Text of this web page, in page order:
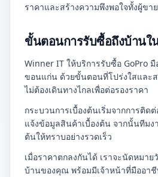
ราคาและสร้างความพึงพอใจทั้งผู้ขา
ขั้นตอนการรับซื้อถึงบ้าน
Winner IT ให้บริการรับซื้อ GoPro
ขอนแก่น ด้วยขั้นตอนที่โปร่งใสและ
ไม่ต้องเดินทางไกลเพื่อต่อรองราคา
กระบวนการเบื้องต้นเริ่มจากการติดต่
แจ้งข้อมูลสินค้าเบื้องต้น จากนั้นทีมง
ต้นให้ทราบอย่างรวดเร็ว
เมื่อราคาตกลงกันได้ เราจะนัดหมา
บ้านของคุณ พร้อมมีเจ้าหน้าที่มืออา